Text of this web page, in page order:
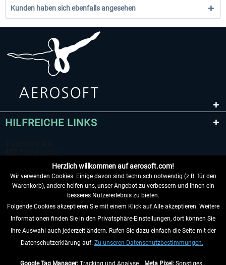
Kunden haben sich ebenfalls angesehen
HILFREICHE LINKS
VERTRAG WIDERRUFEN
INFORMATIONEN
Herzlich willkommen auf aerosoft.com!
Wir verwenden Cookies. Einige davon sind technisch notwendig (z.B. für den
Warenkorb), andere helfen uns, unser Angebot zu verbessern und Ihnen ein
besseres Nutzererlebnis zu bieten.
Folgende Cookies akzeptieren Sie mit einem Klick auf Alle akzeptieren. Weitere
Informationen finden Sie in den Privatsphäre-Einstellungen, dort können Sie
Ihre Auswahl auch jederzeit ändern. Rufen Sie dazu einfach die Seite mit der
Datenschutzerklärung auf. Zu unseren Datenschutzbestimmungen.
Google Tag Manager:Tracking und Analyse , Meta Pixel:Sonstiges ,